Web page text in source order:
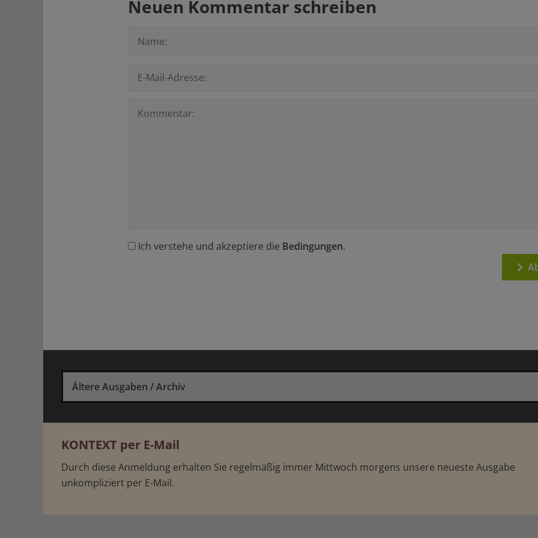
Neuen Kommentar schreiben
Ich verstehe und akzeptiere die Bedingungen.
Ältere Ausgaben / Archiv
KONTEXT per E-Mail
Durch diese Anmeldung erhalten Sie regelmäßig immer Mittwoch morgens unsere neueste Ausgabe
unkompliziert per E-Mail.